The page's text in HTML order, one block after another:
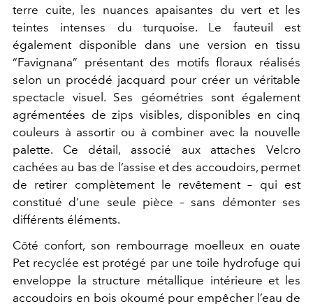
terre cuite, les nuances apaisantes du vert et les
teintes intenses du turquoise. Le fauteuil est
également disponible dans une version en tissu
“Favignana” présentant des motifs floraux réalisés
selon un procédé jacquard pour créer un véritable
spectacle visuel. Ses géométries sont également
agrémentées de zips visibles, disponibles en cinq
couleurs à assortir ou à combiner avec la nouvelle
palette. Ce détail, associé aux attaches Velcro
cachées au bas de l’assise et des accoudoirs, permet
de retirer complètement le revêtement – qui est
constitué d’une seule pièce – sans démonter ses
différents éléments.
Côté confort, son rembourrage moelleux en ouate
Pet recyclée est protégé par une toile hydrofuge qui
enveloppe la structure métallique intérieure et les
accoudoirs en bois okoumé pour empêcher l’eau de